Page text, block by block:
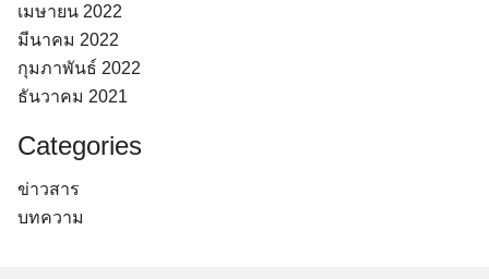
เมษายน 2022
มีนาคม 2022
กุมภาพันธ์ 2022
ธันวาคม 2021
Categories
ข่าวสาร
บทความ